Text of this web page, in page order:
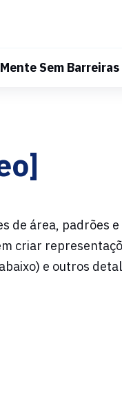
Mente Sem Barreiras
de área, padrões e
criar
e outros